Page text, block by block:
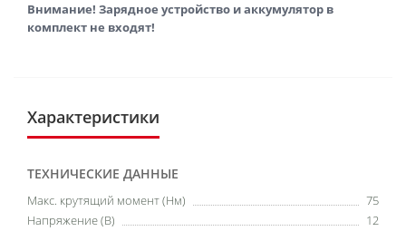
Внимание! Зарядное устройство и аккумулятор в
комплект не входят!
Характеристики
ТЕХНИЧЕСКИЕ ДАННЫЕ
Макс. крутящий момент (Нм)
75
Напряжение (В)
12